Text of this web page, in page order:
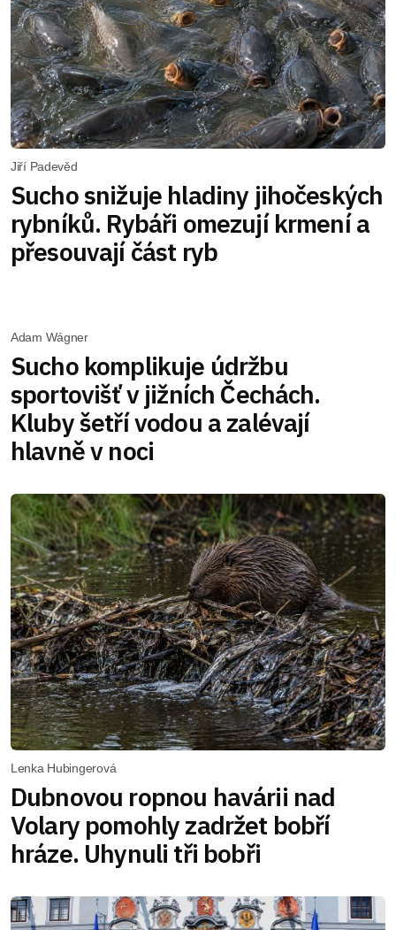
Jiří Padevěd
Sucho snižuje hladiny jihočeských
rybníků. Rybáři omezují krmení a
přesouvají část ryb
Adam Wágner
Sucho komplikuje údržbu
sportovišť v jižních Čechách.
Kluby šetří vodou a zalévají
hlavně v noci
Lenka Hubingerová
Dubnovou ropnou havárii nad
Volary pomohly zadržet bobří
hráze. Uhynuli tři bobři